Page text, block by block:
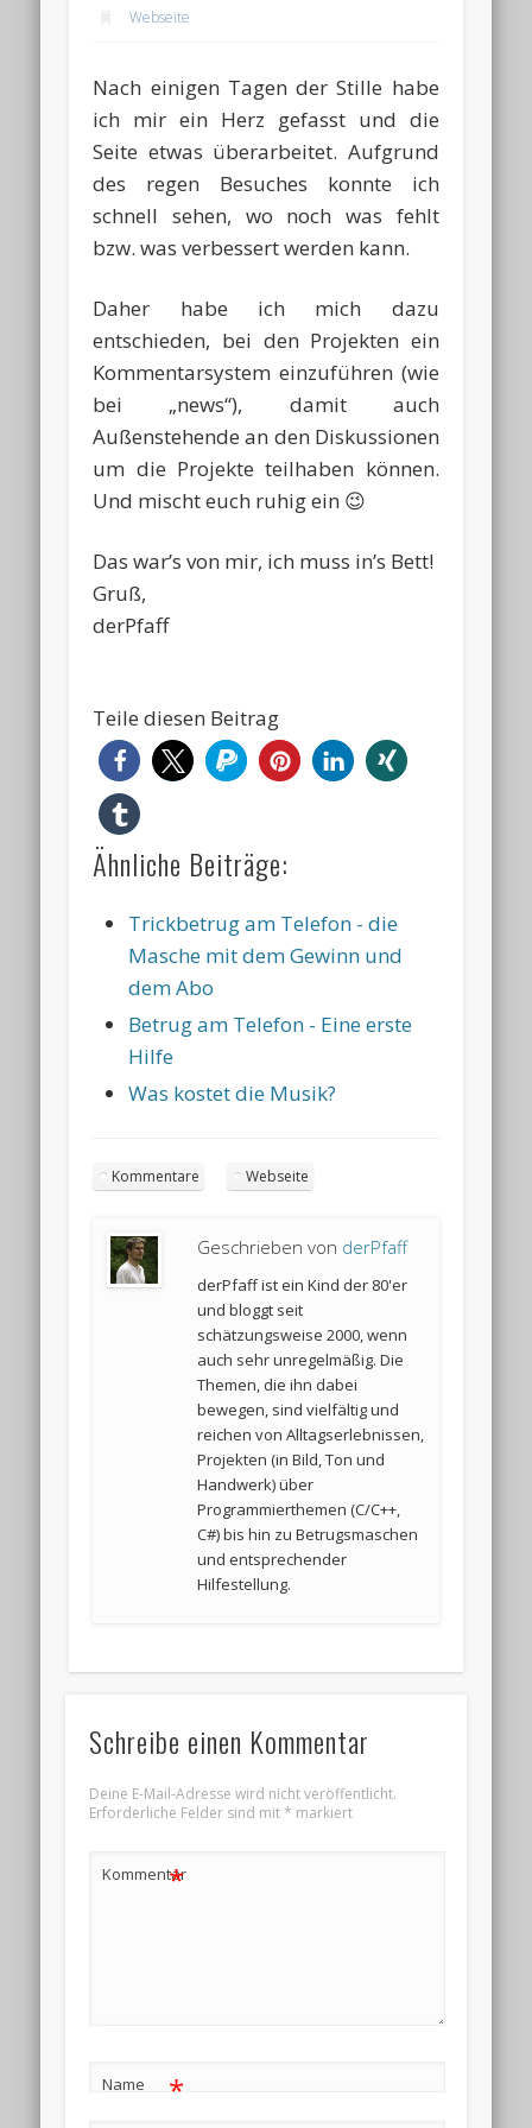
Webseite
Nach einigen Tagen der Stille habe
ich mir ein Herz gefasst und die
Seite etwas überarbeitet. Aufgrund
des regen Besuches konnte ich
schnell sehen, wo noch was fehlt
bzw. was verbessert werden kann.
Daher habe ich mich dazu
entschieden, bei den Projekten ein
Kommentarsystem einzuführen (wie
bei „news“), damit auch
Außenstehende an den Diskussionen
um die Projekte teilhaben können.
Und mischt euch ruhig ein 😉
Das war’s von mir, ich muss in’s Bett!
Gruß,
derPfaff
Teile diesen Beitrag
Ähnliche Beiträge:
Trickbetrug am Telefon - die
Masche mit dem Gewinn und
dem Abo
Betrug am Telefon - Eine erste
Hilfe
Was kostet die Musik?
Kommentare Webseite
Geschrieben von derPfaff
derPfaff ist ein Kind der 80'er
und bloggt seit
schätzungsweise 2000, wenn
auch sehr unregelmäßig. Die
Themen, die ihn dabei
bewegen, sind vielfältig und
reichen von Alltagserlebnissen,
Projekten (in Bild, Ton und
Handwerk) über
Programmierthemen (C/C++,
C#) bis hin zu Betrugsmaschen
und entsprechender
Hilfestellung.
Schreibe einen Kommentar
Deine E-Mail-Adresse wird nicht veröffentlicht.
Erforderliche Felder sind mit* markiert
Kommentar
*
Name *